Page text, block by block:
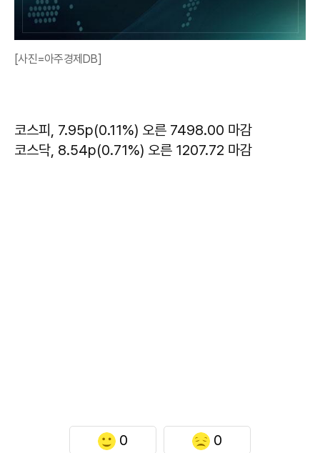
[사진=아주경제DB]
코스피, 7.95p(0.11%) 오른 7498.00 마감
코스닥, 8.54p(0.71%) 오른 1207.72 마감
0 0